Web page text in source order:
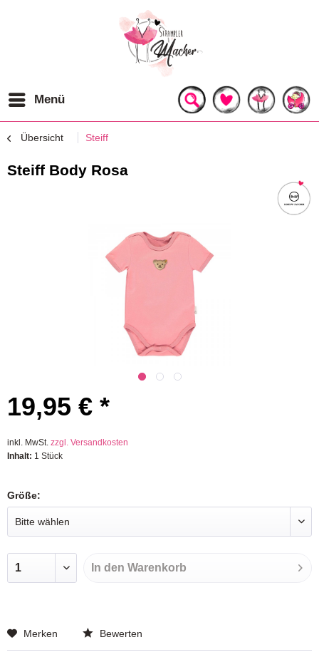
Menü
Übersicht Steiff
Steiff Body Rosa
19,95 € *
inkl. MwSt. zzgl. Versandkosten
Inhalt: 1 Stück
Größe:
In den Warenkorb
Merken Bewerten